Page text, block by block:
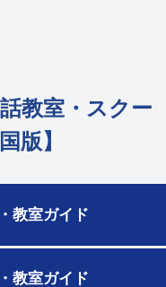
教室・スクー
版】
教室ガイド
教室ガイド